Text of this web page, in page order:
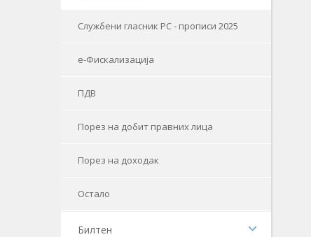
Службени гласник РС - прописи 2025
е-Фискализација
ПДВ
Порез на добит правних лица
Порез на доходак
Остало
Билтен